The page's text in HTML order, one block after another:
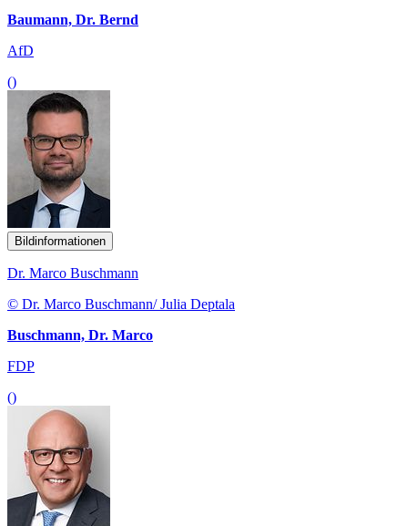
Baumann, Dr. Bernd
AfD
()
Bildinformationen
Dr. Marco Buschmann
© Dr. Marco Buschmann/ Julia Deptala
Buschmann, Dr. Marco
FDP
()